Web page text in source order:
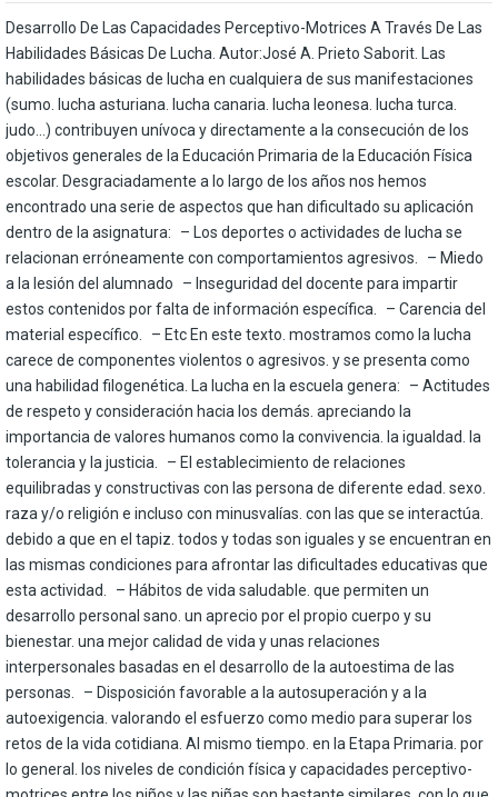
Desarrollo De Las Capacidades Perceptivo-Motrices A Través De Las
Habilidades Básicas De Lucha. Autor:José A. Prieto Saborit. Las
habilidades básicas de lucha en cualquiera de sus manifestaciones
(sumo. lucha asturiana. lucha canaria. lucha leonesa. lucha turca.
judo…) contribuyen unívoca y directamente a la consecución de los
objetivos generales de la Educación Primaria de la Educación Física
escolar. Desgraciadamente a lo largo de los años nos hemos
encontrado una serie de aspectos que han dificultado su aplicación
dentro de la asignatura: – Los deportes o actividades de lucha se
relacionan erróneamente con comportamientos agresivos. – Miedo
a la lesión del alumnado – Inseguridad del docente para impartir
estos contenidos por falta de información específica. – Carencia del
material específico. – Etc En este texto. mostramos como la lucha
carece de componentes violentos o agresivos. y se presenta como
una habilidad filogenética. La lucha en la escuela genera: – Actitudes
de respeto y consideración hacia los demás. apreciando la
importancia de valores humanos como la convivencia. la igualdad. la
tolerancia y la justicia. – El establecimiento de relaciones
equilibradas y constructivas con las persona de diferente edad. sexo.
raza y/o religión e incluso con minusvalías. con las que se interactúa.
debido a que en el tapiz. todos y todas son iguales y se encuentran en
las mismas condiciones para afrontar las dificultades educativas que
esta actividad. – Hábitos de vida saludable. que permiten un
desarrollo personal sano. un aprecio por el propio cuerpo y su
bienestar. una mejor calidad de vida y unas relaciones
interpersonales basadas en el desarrollo de la autoestima de las
personas. – Disposición favorable a la autosuperación y a la
autoexigencia. valorando el esfuerzo como medio para superar los
retos de la vida cotidiana. Al mismo tiempo. en la Etapa Primaria. por
lo general. los niveles de condición física y capacidades perceptivo-